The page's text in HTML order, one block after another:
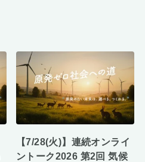
【7/28(火)】連続オンライ
ントーク2026 第2回 気候